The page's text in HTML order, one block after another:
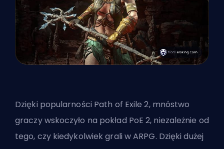
Dzięki popularności Path of Exile 2, mnóstwo
graczy wskoczyło na pokład PoE 2, niezależnie od
tego, czy kiedykolwiek grali wARPG. Dzięki dużej